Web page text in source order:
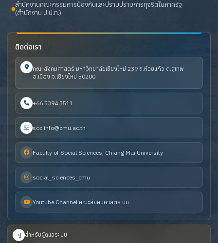
สำนักงานคณะกรรมการป้องกันและปราบปรามการทุจริตในภาครัฐ
(สำนักงาน ป.ป.ท.)
ติดต่อเรา
คณะสังคมศาสตร์ มหาวิทยาลัยเชียงใหม่ 239 ถ.ห้วยแก้ว ต.สุเทพ
อ.เมือง จ.เชียงใหม่ 50200
+66 5394 3511
soc.info@cmu.ac.th
Faculty of Social Sciences, Chiang Mai University
social_sciences_cmu
Youtube Channel คณะสังคมศาสตร์ มช.
สำหรับผู้ดูแลระบบ